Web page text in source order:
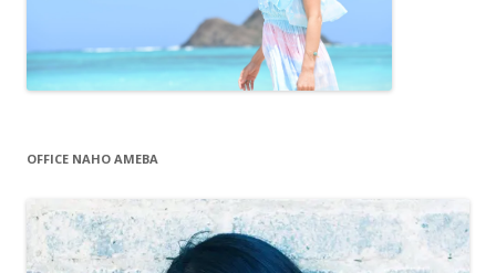
OFFICE NAHO AMEBA